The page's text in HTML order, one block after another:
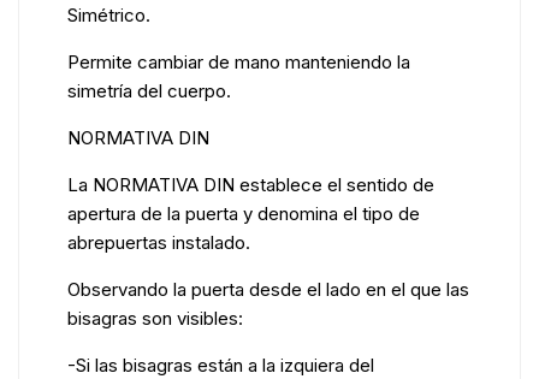
Simétrico.
Permite cambiar de mano manteniendo la
simetría del cuerpo.
NORMATIVA DIN
La NORMATIVA DIN establece el sentido de
apertura de la puerta y denomina el tipo de
abrepuertas instalado.
Observando la puerta desde el lado en el que las
bisagras son visibles:
-Si las bisagras están a la izquiera del